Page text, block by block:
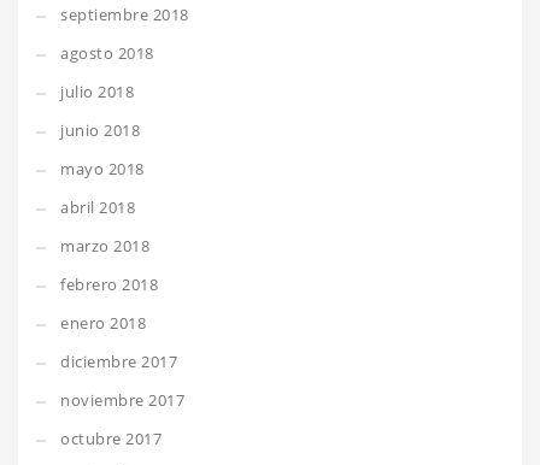
septiembre 2018
agosto 2018
julio 2018
junio 2018
mayo 2018
abril 2018
marzo 2018
febrero 2018
enero 2018
diciembre 2017
noviembre 2017
octubre 2017